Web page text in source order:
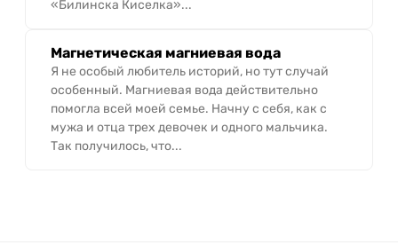
«Билинска Киселка»...
Магнетическая магниевая вода
Я не особый любитель историй, но тут случай
особенный. Магниевая вода действительно
помогла всей моей семье. Начну с себя, как с
мужа и отца трех девочек и одного мальчика.
Так получилось, что...